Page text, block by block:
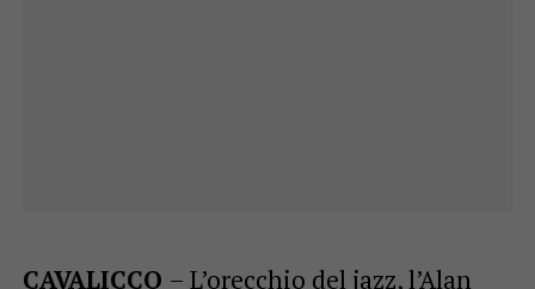
CAVALICCO – L’orecchio del jazz, l’Alan